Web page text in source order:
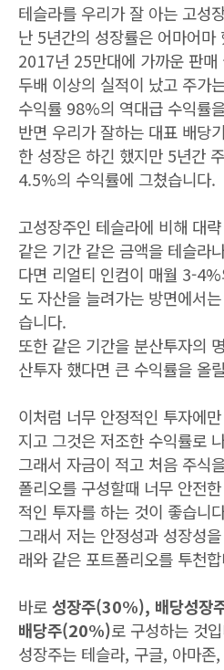
테슬라를 우리가 잘 아는 고성
난 5년간의 성장률은 어마어마
2017년 25만대에 가까운 판매
두배 이상의 실적이 났고 주가
수익률 98%의 역대급 수익률
반면 우리가 잘하는 대표 배당
한 성장은 하긴 했지만 5년간
4.5%의 수익률에 그쳤습니다.
고성장주인 테슬라에 비해 대
같은 기간 같은 금액을 테슬라
다면 리얼티 인컴이 매월 3-
도 자산을 늘려가는 방면에서
습니다.
또한 같은 기간을 분산투자의
산투자 했다면 큰 수익률을 올
이처럼 너무 안정적인 투자에
지고 그것은 저조한 수익률로
그래서 자금이 적고 처음 주식
폴리오를 구성할때 너무 안전
적인 투자를 하는 것이 좋습니
그래서 저는 안정성과 성장성
래와 같은 포트폴리오를 투천
바로성장주(30%), 배당성
배당주(20%)로 구성하는 것
성장주는 테슬라, 구글, 아마